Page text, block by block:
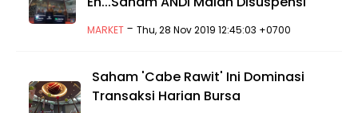
MARKET- Thu, 28 Nov 2019 12:45:03 +0700
Saham 'Cabe Rawit' Ini Dominasi
Transaksi Harian Bursa